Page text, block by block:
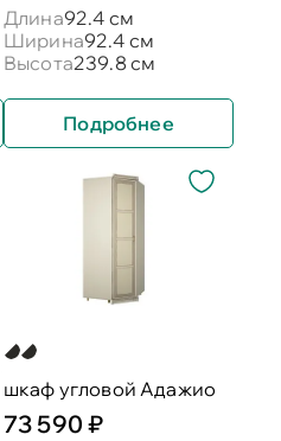
Длина92.4 см
Ширина92.4 см
Высота239.8 см
Подробнее
шкаф угловой Адажио
73 590 ₽